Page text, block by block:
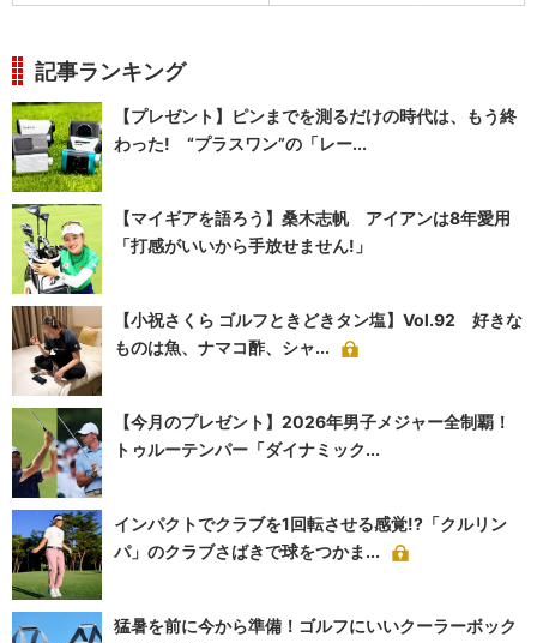
記事ランキング
【プレゼント】ピンまでを測るだけの時代は、もう終
わった! “プラスワン”の「レー...
【マイギアを語ろう】桑木志帆 アイアンは8年愛用
「打感がいいから手放せません!」
【小祝さくら ゴルフときどきタン塩】Vol.92 好きな
ものは魚、ナマコ酢、シャ...
【今月のプレゼント】2026年男子メジャー全制覇！
トゥルーテンパー「ダイナミック...
インパクトでクラブを1回転させる感覚!?「クルリン
パ」のクラブさばきで球をつかま...
猛暑を前に今から準備！ゴルフにいいクーラーボック